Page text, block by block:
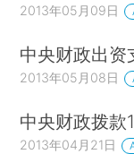
2013年05月09日
中央财政出资
2013年05月08日
中央财政拨款
2013年04月21日